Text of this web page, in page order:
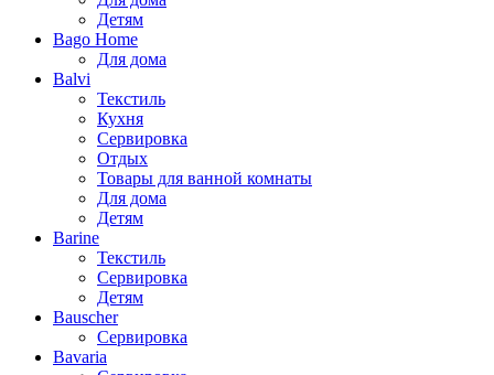
Детям
Bago Home
Для дома
Balvi
Текстиль
Кухня
Сервировка
Отдых
Товары для ванной комнаты
Для дома
Детям
Barine
Текстиль
Сервировка
Детям
Bauscher
Сервировка
Bavaria